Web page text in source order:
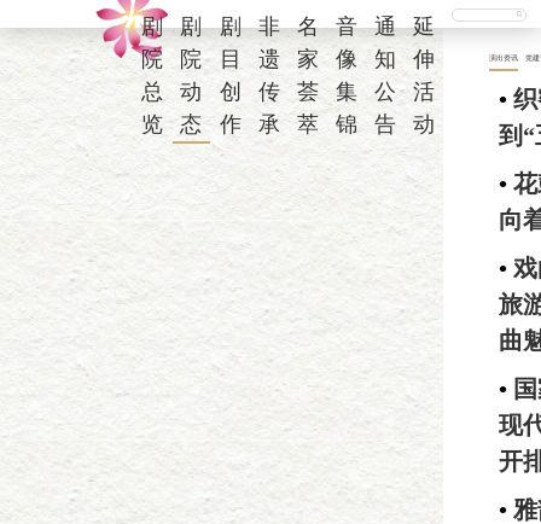
剧
院
总
览
剧
院
动
态
剧
目
创
作
非
遗
传
承
名
家
荟
萃
音
像
集
锦
通
知
公
告
延
伸
活
动
演出资讯 党建
•
到
•
向
•
旅
曲
•
现
开
•